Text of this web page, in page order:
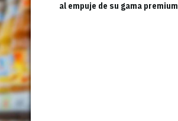
al empuje de su gama premium